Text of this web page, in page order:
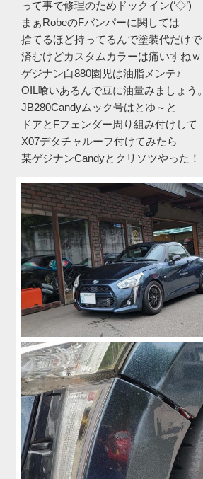
って事で修理のためドックイン(‘◇’)ゞ
まぁRobeのFバンパーに関しては
捨てるほど持ってるんで塗装代だけで
済むけどカスタムカラーは痛いすねｗ
ゲジナン白880園児は油脂メンテ♪
OIL喰いあるんで豆に油量みましょう。
JB280Candyムック号はとゆ～と
ドアとFフェンダー周り組み付けして
X07デタチャルーフ付けてみたら
某ゲジナンCandyとクリソツやった！